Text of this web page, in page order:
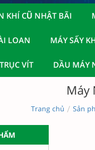
KHÍ CŨ NHẬT BÃI
LOAN MÁY SẤY
VÍT DẦU MÁY
Máy
Trang chủ / Sản